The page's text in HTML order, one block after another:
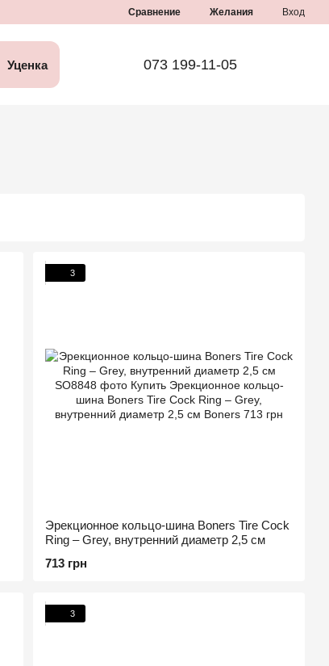
Сравнение Желания Вход
Уценка 073 199-11-05
3
Эрекционное кольцо-шина Boners Tire Cock
Ring – Grey, внутренний диаметр 2,5 см
713 грн
3